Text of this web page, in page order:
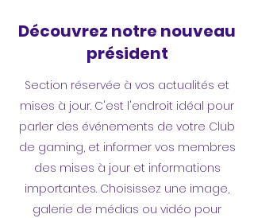
Découvrez notre nouveau
président
Section réservée à vos actualités et
mises à jour. C'est l'endroit idéal pour
parler des événements de votre Club
de gaming, et informer vos membres
des mises à jour et informations
importantes. Choisissez une image,
galerie de médias ou vidéo pour